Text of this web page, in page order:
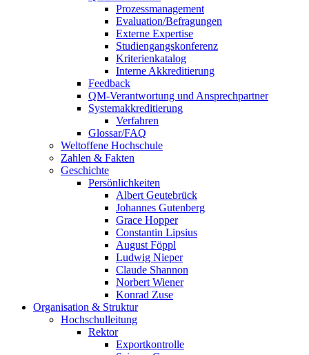
Prozessmanagement
Evaluation/Befragungen
Externe Expertise
Studiengangskonferenz
Kriterienkatalog
Interne Akkreditierung
Feedback
QM-Verantwortung und Ansprechpartner
Systemakkreditierung
Verfahren
Glossar/FAQ
Weltoffene Hochschule
Zahlen & Fakten
Geschichte
Persönlichkeiten
Albert Geutebrück
Johannes Gutenberg
Grace Hopper
Constantin Lipsius
August Föppl
Ludwig Nieper
Claude Shannon
Norbert Wiener
Konrad Zuse
Organisation & Struktur
Hochschulleitung
Rektor
Exportkontrolle